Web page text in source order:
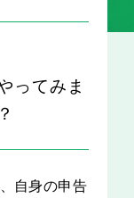
ってみま
自身の申告